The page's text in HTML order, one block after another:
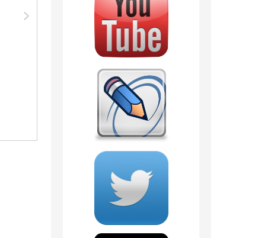
Парфюмерия Shaik
SHAIK /
Парфюмерная вода
Mademoiselle, 100
4 отзыва
Дезодорант Shaik
SHAIK /
Парфюмированный
дезодорант № 32
CHANEL COCO
MADEMOISELLE FOR
WOMEN, 200 мл.
541